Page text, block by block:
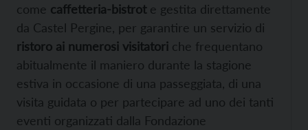
come caffetteria-bistrote gestita direttamente
da Castel Pergine, per garantire un servizio di
ristoro ai numerosi visitatori che frequentano
abitualmente il maniero durante la stagione
estiva in occasione di una passeggiata, di una
visita guidata o per partecipare ad uno dei tanti
eventi organizzati dalla Fondazione